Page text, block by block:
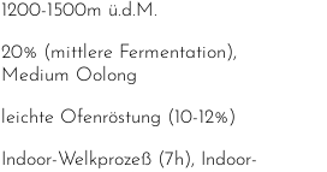
1200-1500m ü.d.M.
20% (mittlere Fermentation),
Medium Oolong
leichte Ofenröstung (10-12%)
Indoor-Welkprozeß (7h), Indoor-